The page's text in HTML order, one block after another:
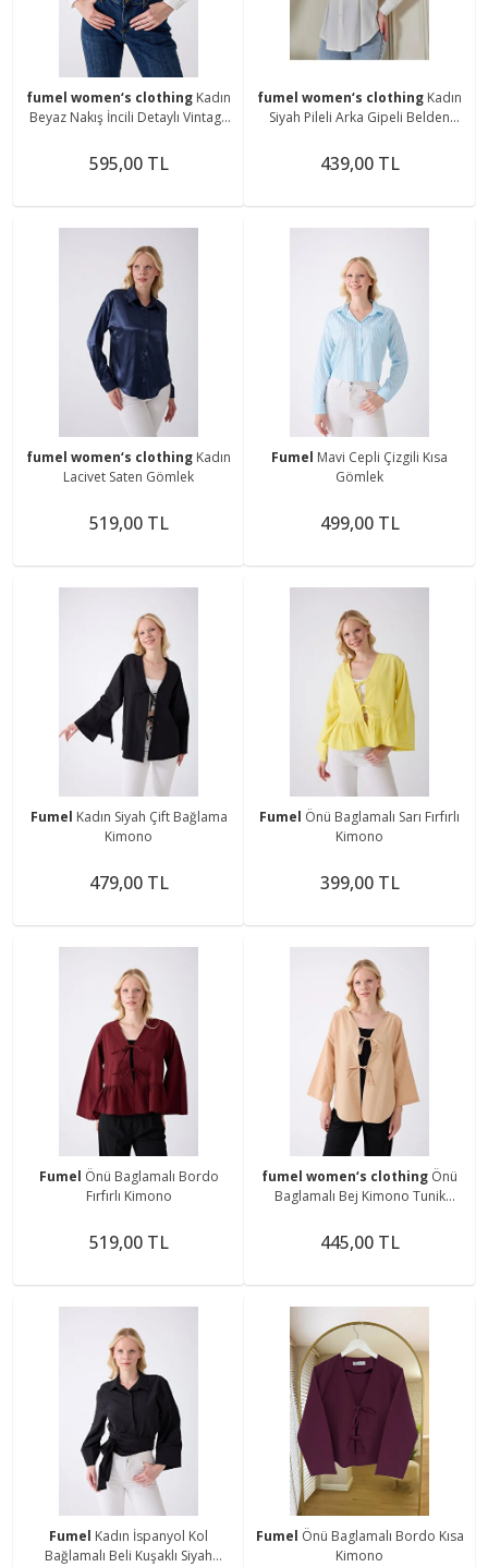
fumel women‘s clothing Kadın
Beyaz Nakış İncili Detaylı Vintage
595,00 TL
fumel women‘s clothing Kadın
Siyah Pileli Arka Gipeli Belden
439,00 TL
fumel women‘s clothing Kadın
Lacivet Saten Gömlek
519,00 TL
Fumel Mavi Cepli Çizgili Kısa
Gömlek
499,00 TL
Fumel Kadın Siyah Çift Bağlama
Kimono
479,00 TL
Fumel Önü Baglamalı Sarı Fırfırlı
Kimono
399,00 TL
Fumel Önü Baglamalı Bordo
Fırfırlı Kimono
519,00 TL
fumel women‘s clothing Önü
Baglamalı Bej Kimono Tunik
445,00 TL
Fumel Kadın İspanyol Kol
Bağlamalı Beli Kuşaklı Siyah
Fumel Önü Baglamalı Bordo Kısa
Kimono